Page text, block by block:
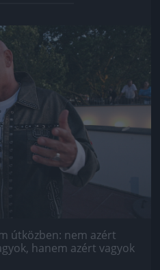
kép!
útközben: nem azért
hanem azért vagyok